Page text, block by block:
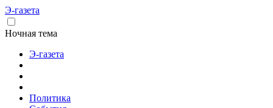
Э-газета
Ночная тема
Э-газета
Политика